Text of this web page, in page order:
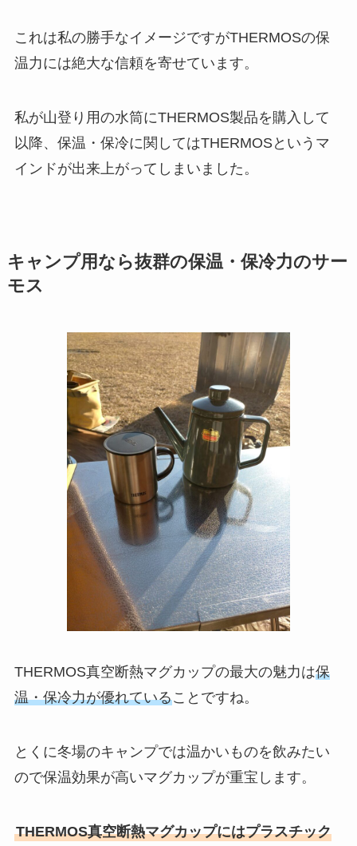
これは私の勝手なイメージですがTHERMOSの保
温力には絶大な信頼を寄せています。
私が山登り用の水筒にTHERMOS製品を購入して
以降、保温・保冷に関してはTHERMOSというマ
インドが出来上がってしまいました。
キャンプ用なら抜群の保温・保冷力のサー
モス
THERMOS真空断熱マグカップの最大の魅力は保
温・保冷力が優れていることですね。
とくに冬場のキャンプでは温かいものを飲みたい
ので保温効果が高いマグカップが重宝します。
THERMOS真空断熱マグカップにはプラスチック